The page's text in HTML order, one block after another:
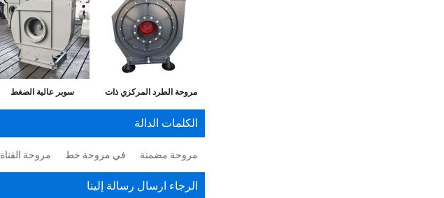
مروحة الطرد المركزي ذات
الضغط العالي لمنفاخ
للأدوية
سوبر عالية الضغط
الصناعية منفاخ الطرد
الكلمات الدالة
مروحة مضمنة في مروحة خط مروحة القناة
الرجاء ارسال رسالة إلينا